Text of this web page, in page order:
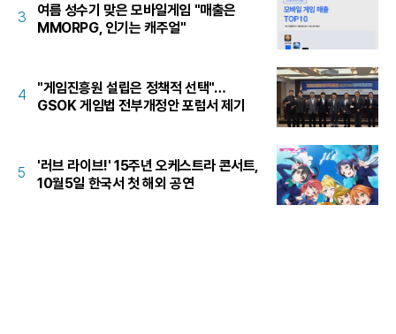
3
여름 성수기 맞은 모바일게임 "매출은
MMORPG, 인기는 캐주얼"
4
"게임진흥원 설립은 정책적 선택"…
GSOK 게임법 전부개정안 포럼서 제기
5
'러브 라이브!' 15주년 오케스트라 콘서트,
10월5일 한국서 첫 해외 공연